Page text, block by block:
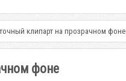
клипарт на прозрачном фоне
фоне